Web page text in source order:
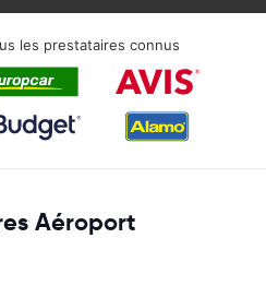
les prestataires connus
Aéroport